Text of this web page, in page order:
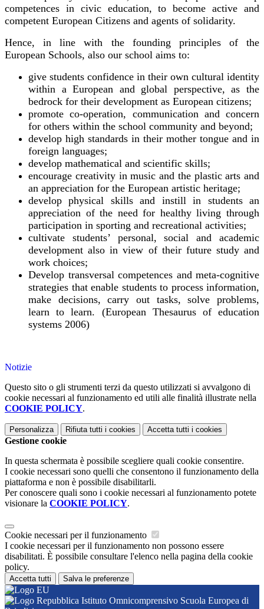
competences in civic education, to become active and
competent European Citizens and agents of solidarity.
Hence, in line with the founding principles of the
European Schools, also our school aims to:
give students confidence in their own cultural identity
within a European and global perspective, as the
bedrock for their development as European citizens;
promote co-operation, communication and concern
for others within the school community and beyond;
develop high standards in their mother tongue and in
foreign languages;
develop mathematical and scientific skills;
encourage creativity in music and the plastic arts and
an appreciation for the European artistic heritage;
develop physical skills and instill in students an
appreciation of the need for healthy living through
participation in sporting and recreational activities;
cultivate students’ personal, social and academic
development also in view of their future study and
work choices;
Develop transversal competences and meta-cognitive
strategies that enable students to process information,
make decisions, carry out tasks, solve problems,
learn to learn. (European Thesaurus of education
systems 2006)
Notizie
Questo sito o gli strumenti terzi da questo utilizzati si avvalgono di
cookie necessari al funzionamento ed utili alle finalità illustrate nella
COOKIE POLICY.
Personalizza Rifiuta tutti i cookies Accetta tutti i cookies
Gestione cookie
In questa schermata è possibile scegliere quali cookie consentire.
I cookie necessari sono quelli che consentono il funzionamento della
piattaforma e non è possibile disabilitarli.
Per conoscere quali sono i cookie necessari al funzionamento potete
visionare la COOKIE POLICY.
Cookie necessari per il funzionamento
I cookie necessari per il funzionamento non possono essere
disabilitati. È possibile consultare l'elenco nella pagina della cookie
policy.
Accetta tutti Salva le preferenze
Istituto Omnicomprensivo Scuola Europea di